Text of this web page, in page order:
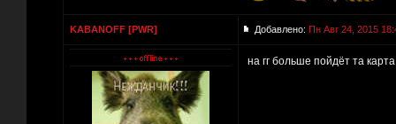
KABANOFF [PWR] Добавлено: Пн Авг 24, 2015
на гг больше пойдёт та